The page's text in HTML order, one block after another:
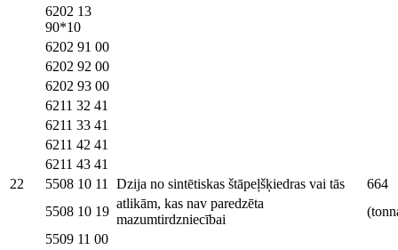
6202 13
90*10
6202 91 00
6202 92 00
6202 93 00
6211 32 41
6211 33 41
6211 42 41
6211 43 41
22
5508 10 11 Dzija no sintētiskas štāpeļšķiedras vai tās
664
5508 10 19
atlikām, kas nav paredzēta
mazumtirdzniecībai
5509 11 00